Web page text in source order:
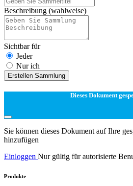
Beschreibung (wahlweise)
Sichtbar für
Jeder
Nur ich
Erstellen Sammlung
Dieses Dokument
Sie können dieses Dokument auf Ihre
hinzufügen
Einloggen Nur gültig für autorisierte
Produkte